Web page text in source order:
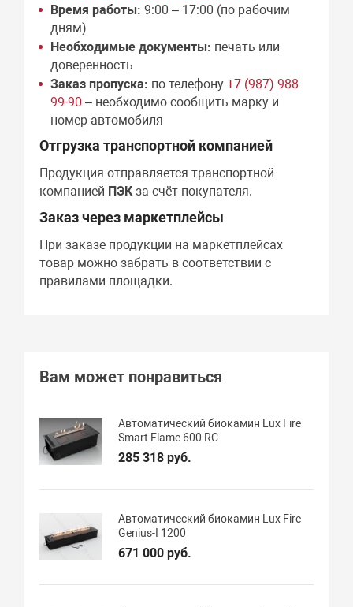
Время работы: 9:00 – 17:00 (по рабочим
дням)
Необходимые документы: печать или
доверенность
Заказ пропуска: по телефону+7 (987) 988-
99-90 – необходимо сообщить марку и
номер автомобиля
Отгрузка транспортной компанией
Продукция отправляется транспортной
компанией ПЭКза счёт покупателя.
Заказ через маркетплейсы
При заказе продукции на маркетплейсах
товар можно забрать в соответствии с
правилами площадки.
Вам может понравиться
Автоматический биокамин Lux Fire
Smart Flame 600 RC
285 318 руб.
Автоматический биокамин Lux Fire
Genius-I 1200
671 000 руб.